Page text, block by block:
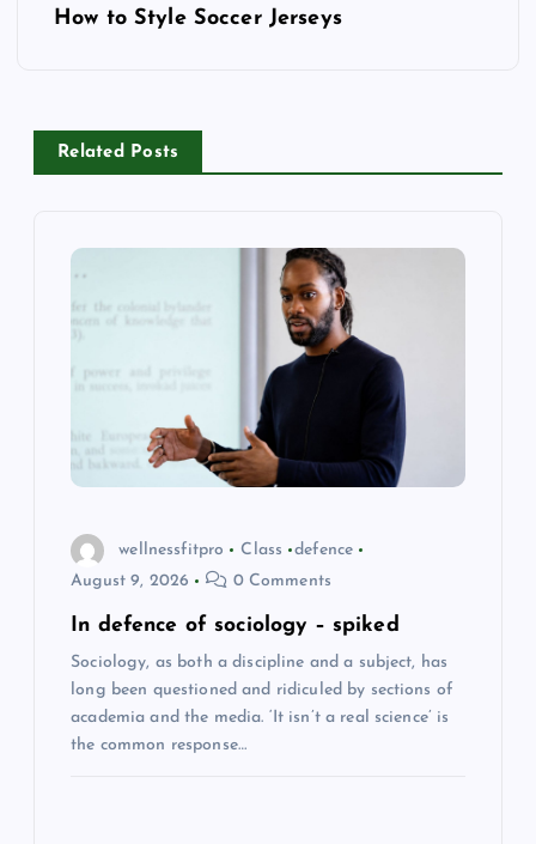
a
How to Style Soccer Jerseys
Related Posts
wellnessfitpro Class
defence
August 9, 2026
0 Comments
In defence of sociology – spiked
Sociology, as both a discipline and a subject, has
long been questioned and ridiculed by sections of
academia and the media. ‘It isn’t a real science’ is
the common response…